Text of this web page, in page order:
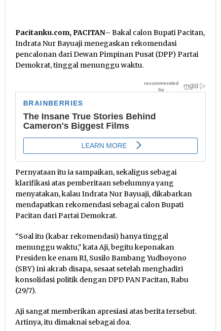
Pacitanku.com, PACITAN– Bakal calon Bupati Pacitan,
Indrata Nur Bayuaji menegaskan rekomendasi
pencalonan dari Dewan Pimpinan Pusat (DPP) Partai
Demokrat, tinggal menunggu waktu.
Pernyataan itu ia sampaikan, sekaligus sebagai
klarifikasi atas pemberitaan sebelumnya yang
menyatakan, kalau Indrata Nur Bayuaji, dikabarkan
mendapatkan rekomendasi sebagai calon Bupati
Pacitan dari Partai Demokrat.
“Soal itu (kabar rekomendasi) hanya tinggal
menunggu waktu,” kata Aji, begitu keponakan
Presiden ke enam RI, Susilo Bambang Yudhoyono
(SBY) ini akrab disapa, sesaat setelah menghadiri
konsolidasi politik dengan DPD PAN Pacitan, Rabu
(29/7).
Aji sangat memberikan apresiasi atas berita tersebut.
Artinya, itu dimaknai sebagai doa.